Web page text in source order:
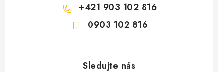
+421 903 102 816
0903 102 816